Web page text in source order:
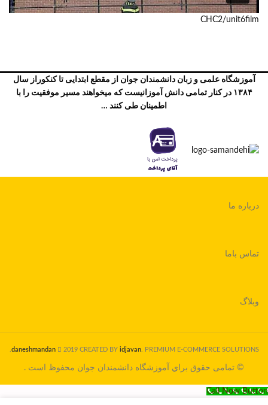
CHC2/unit6film
آموزشگاه علمی و زبان دانشمندان جوان از مقطع ابتدایی تا کنکوراز سال
۱۳۸۴ در کنار تمامی دانش آموزانیست که میخواهند مسیر موفقیت را با
اطمینان طی کنند …
درباره ما
تماس باما
وبلاگ
daneshmandan 2019 CREATED BY idjavan. PREMIUM E-COMMERCE SOLUTIONS.
© تمامی حقوق براي آموزشگاه دانشمندان جوان محفوظ است .
Call Now Button